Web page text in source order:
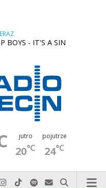
BOYS - IT'S A SIN
jutro
20°C
pojutrze
24°C
prostu do nas zadzwoń
nas na Facebook-u
Odwiedź nas na X
Odwiedź nas na Instagram-ie
Odwiedź nas na TikTok-u
Szukaj nas na Spotify
Wyślij do nas
Szukaj